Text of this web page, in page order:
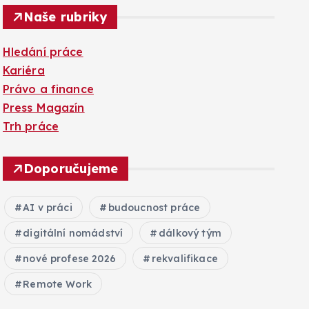
Naše rubriky
Hledání práce
Kariéra
Právo a finance
Press Magazín
Trh práce
Doporučujeme
AI v práci budoucnost práce
digitální nomádství dálkový tým
nové profese 2026 rekvalifikace
Remote Work